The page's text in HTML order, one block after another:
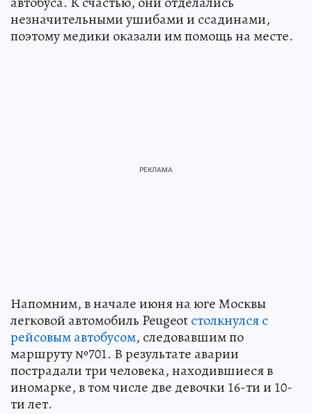
незначительными ушибами и ссадинами,
поэтому медики оказали им помощь на месте.
Напомним, в начале июня на юге Москвы
легковой автомобиль Peugeotстолкнулся с
рейсовым автобусом, следовавшим по
маршруту №701. В результате аварии
пострадали три человека, находившиеся в
иномарке, в том числе две девочки 16-ти и 10-
ти лет.